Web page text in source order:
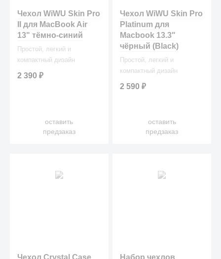
Чехол WiWU Skin Pro
II для MacBook Air
13" тёмно-синий
Простой, легкий и
компактный дизайн
2 390₽
оставить
предзаказ
Чехол WiWU Skin Pro
Platinum для
Macbook 13.3"
чёрный (Black)
Простой, легкий и
компактный дизайн
2 590₽
оставить
предзаказ
Чехол Crystal Case
Набор чехлов